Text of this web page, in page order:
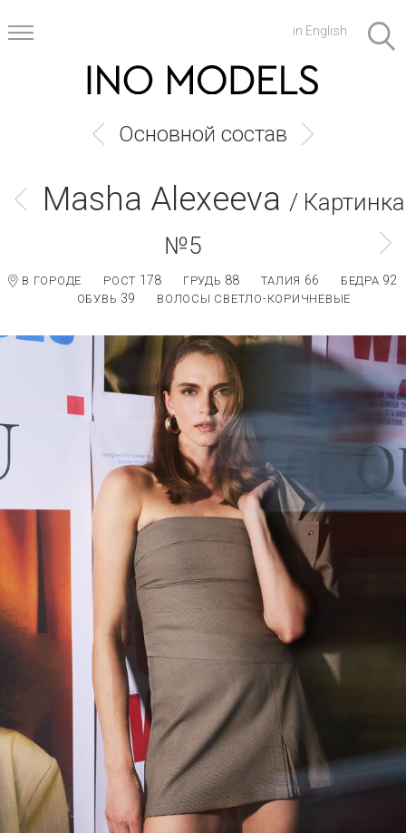
in English
Основной состав
Masha Alexeeva / Картинка
№5
В ГОРОДЕ РОСТ 178 ГРУДЬ 88 ТАЛИЯ 66 БЕДРА 92
ОБУВЬ 39 ВОЛОСЫ СВЕТЛО-КОРИЧНЕВЫЕ